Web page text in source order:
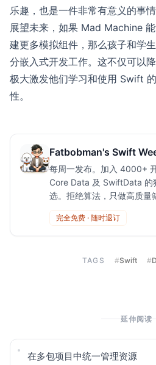
乐趣，也是一件非常有意义的事情
展望未来，如果 Mad Machine
建更多模拟组件，那么孩子和学
分嵌入式开发工作。这不仅可以
极大激发他们学习和使用 Swift
性。
Fatbobman's Swift
每周一发布。加入 4000+
Core Data 及 SwiftData 的
选。拒绝算法，只做高质量
完全免费 · 随时退订
TAGS #Swift #
延伸阅读
在多包项目中统一管理资源